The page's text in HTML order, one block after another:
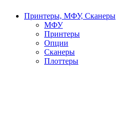
Принтеры, МФУ, Сканеры
МФУ
Принтеры
Опции
Сканеры
Плоттеры